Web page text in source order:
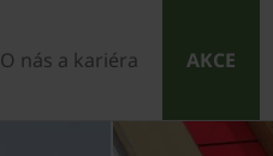
O nás a kariéra AKCE